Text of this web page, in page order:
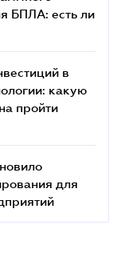
БПЛА: есть ли
в
какую
пройти
для